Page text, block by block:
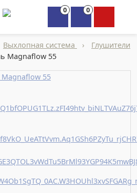
0 0
×
Выхлопная система ›
Глушители
Magnаflow 55